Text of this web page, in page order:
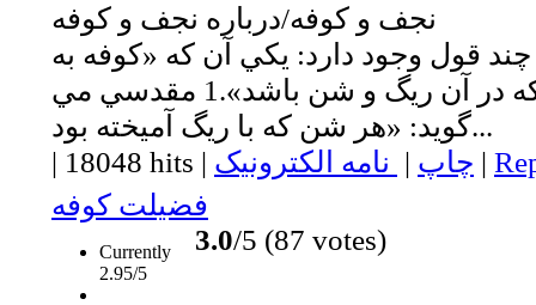
نجف و كوفه/درباره نجف و كوفه
قول وجود دارد: يكي آن كه «كوفه به
معناي جايي است كه در آن ريگ و شن باشد».1 مقدسي مي
گويد: «هر شن كه با ريگ آميخته بود...
| 18048 hits | چاپ | نامه الکترونیک |
فضيلت كوفه
Currently
2.95/5
3.0/5 (87 votes)